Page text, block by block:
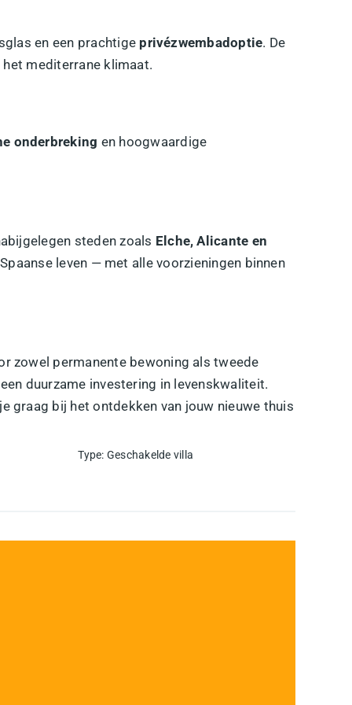
en een prachtige privézwembadoptie. De
mediterrane klimaat.
onderbreking en hoogwaardige
steden zoals Elche, Alicante en
leven — met alle voorzieningen binnen
zowel permanente bewoning als tweede
duurzame investering in levenskwaliteit.
graag bij het ontdekken van jouw nieuwe thuis
Type: Geschakelde villa